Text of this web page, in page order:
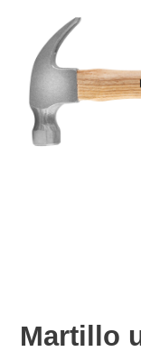
Martillo